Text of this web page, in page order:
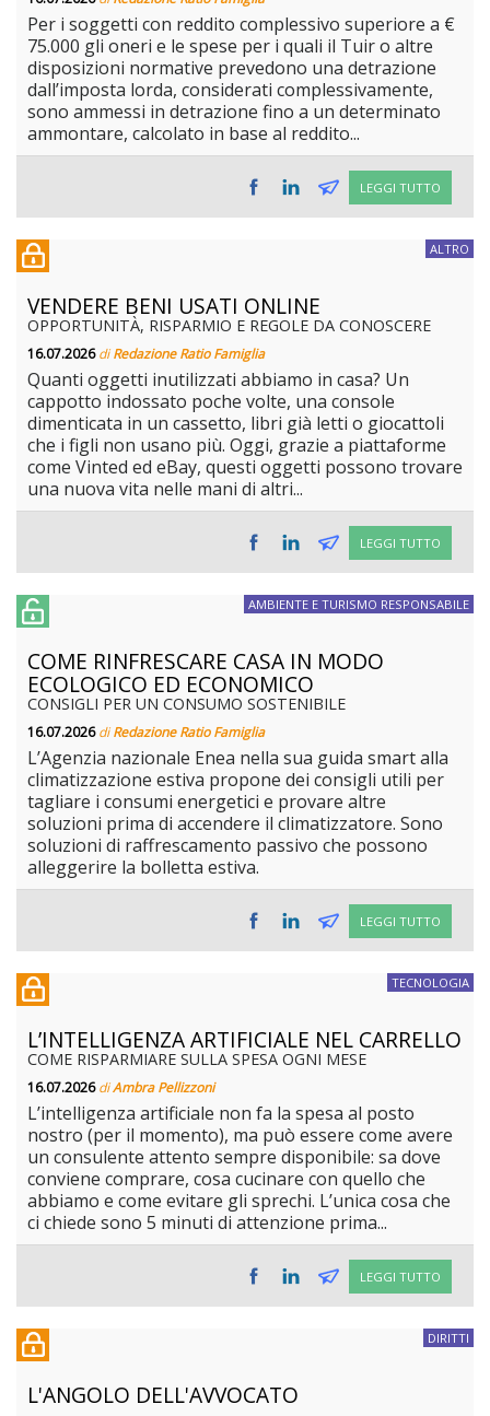
Per i soggetti con reddito complessivo superiore a €
75.000 gli oneri e le spese per i quali il Tuir o altre
disposizioni normative prevedono una detrazione
dall’imposta lorda, considerati complessivamente,
sono ammessi in detrazione fino a un determinato
ammontare, calcolato in base al reddito...
LEGGI TUTTO
ALTRO
VENDERE BENI USATI ONLINE
OPPORTUNITÀ, RISPARMIO E REGOLE DA CONOSCERE
16.07.2026diRedazione Ratio Famiglia
Quanti oggetti inutilizzati abbiamo in casa? Un
cappotto indossato poche volte, una console
dimenticata in un cassetto, libri già letti o giocattoli
che i figli non usano più. Oggi, grazie a piattaforme
come Vinted ed eBay, questi oggetti possono trovare
una nuova vita nelle mani di altri...
LEGGI TUTTO
AMBIENTE E TURISMO RESPONSABILE
COME RINFRESCARE CASA IN MODO
ECOLOGICO ED ECONOMICO
CONSIGLI PER UN CONSUMO SOSTENIBILE
16.07.2026diRedazione Ratio Famiglia
L’Agenzia nazionale Enea nella sua guida smart alla
climatizzazione estiva propone dei consigli utili per
tagliare i consumi energetici e provare altre
soluzioni prima di accendere il climatizzatore. Sono
soluzioni di raffrescamento passivo che possono
alleggerire la bolletta estiva.
LEGGI TUTTO
TECNOLOGIA
L’INTELLIGENZA ARTIFICIALE NEL CARRELLO
COME RISPARMIARE SULLA SPESA OGNI MESE
16.07.2026diAmbra Pellizzoni
L’intelligenza artificiale non fa la spesa al posto
nostro (per il momento), ma può essere come avere
un consulente attento sempre disponibile: sa dove
conviene comprare, cosa cucinare con quello che
abbiamo e come evitare gli sprechi. L’unica cosa che
ci chiede sono 5 minuti di attenzione prima...
LEGGI TUTTO
DIRITTI
L'ANGOLO DELL'AVVOCATO